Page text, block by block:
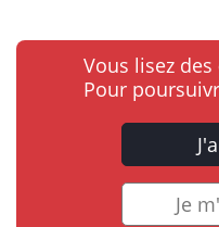
Vous lisez des
Pour
Je